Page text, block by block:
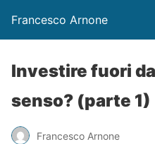
Francesco Arnone
Investire fuori
senso? (parte 1)
Francesco Arnone